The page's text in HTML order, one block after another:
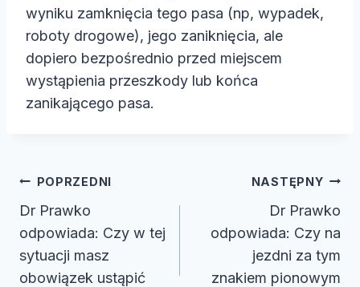
wyniku zamknięcia tego pasa (np, wypadek,
roboty drogowe), jego zaniknięcia, ale
dopiero bezpośrednio przed miejscem
wystąpienia przeszkody lub końca
zanikającego pasa.
Nawigacja
wpisu
POPRZEDNI
Dr Prawko
odpowiada: Czy w tej
sytuacji masz
obowiązek ustąpić
NASTĘPNY
Dr Prawko
odpowiada: Czy na
jezdni za tym
znakiem pionowym